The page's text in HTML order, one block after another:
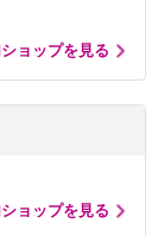
ョップを見る
ョップを見る